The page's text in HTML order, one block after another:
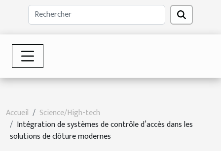
Accueil
Science/High-tech
Intégration de systèmes de contrôle d’accès dans les
solutions de clôture modernes